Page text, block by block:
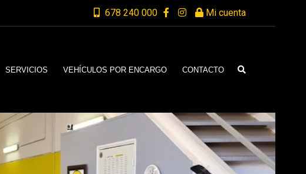
678 240 000 Mi cuenta
SERVICIOS VEHÍCULOS POR ENCARGO CONTACTO